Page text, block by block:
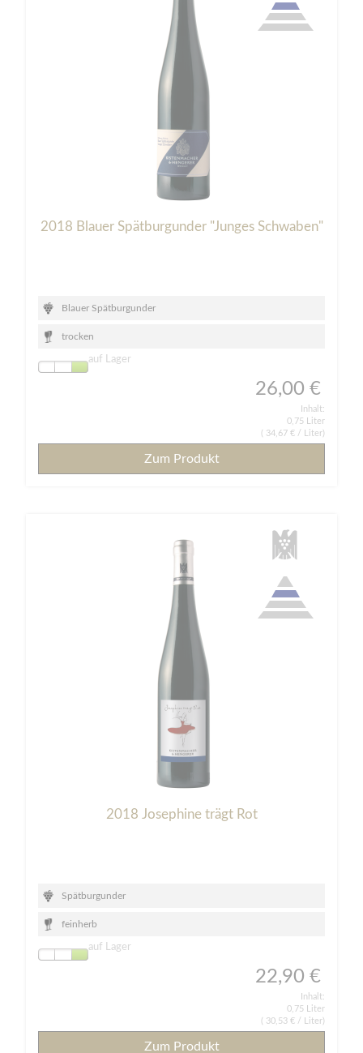
2018 Blauer Spätburgunder "Junges Schwaben"
Blauer Spätburgunder
trocken
auf Lager
26,00 €
Inhalt:
0,75 Liter
34,67 € / Liter)
Zum Produkt
2018 Josephine trägt Rot
Spätburgunder
feinherb
auf Lager
22,90 €
Inhalt:
0,75 Liter
30,53 € / Liter)
Zum Produkt